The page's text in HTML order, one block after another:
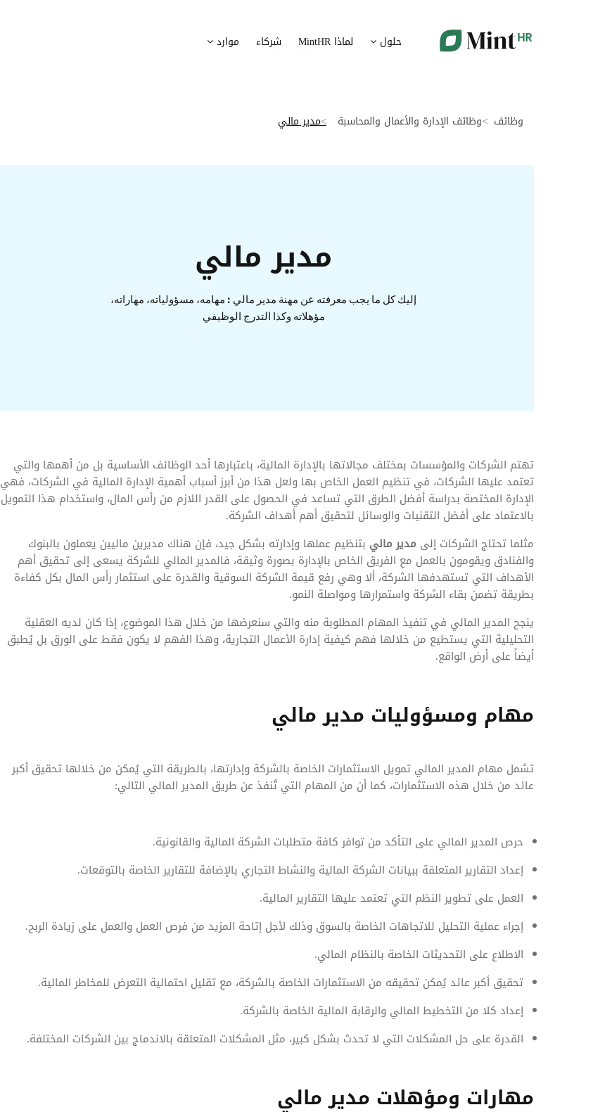
حلول لماذا MintHR شركاء موارد
وظائف وظائف الإدارة والأعمال والمحاسبة مدير مالي
مدير مالي
إليك كل ما يجب معرفته عن مهنة مدير مالي : مهامه، مسؤولياته، مهاراته،
مؤهلاته وكذا التدرج الوظيفي
تهتم الشركات والمؤسسات بمختلف مجالاتها بالإدارة المالية، باعتبارها أحد الوظائف الأساسية بل من أهمها والتي
تعتمد عليها الشركات، في تنظيم العمل الخاص بها ولعل هذا من أبرز أسباب أهمية الإدارة المالية في الشركات، فهي
الإدارة المختصة بدراسة أفضل الطرق التي تساعد في الحصول على القدر اللازم من رأس المال، واستخدام هذا التمويل
بالاعتماد على أفضل التقنيات والوسائل لتحقيق أهم أهداف الشركة.
مثلما تحتاج الشركات إلى مدير مالي بتنظيم عملها وإدارته بشكل جيد، فإن هناك مديرين ماليين يعملون بالبنوك
والفنادق ويقومون بالعمل مع الفريق الخاص بالإدارة بصورة وثيقة، فالمدير المالي للشركة يسعى إلى تحقيق أهم
الأهداف التي تستهدفها الشركة، ألا وهي رفع قيمة الشركة السوقية والقدرة على استثمار رأس المال بكل كفاءة
بطريقة تضمن بقاء الشركة واستمرارها ومواصلة النمو.
ينجح المدير المالي في تنفيذ المهام المطلوبة منه والتي سنعرضها من خلال هذا الموضوع، إذا كان لديه العقلية
التحليلية التي يستطيع من خلالها فهم كيفية إدارة الأعمال التجارية، وهذا الفهم لا يكون فقط على الورق بل يُطبق
أيضاً على أرض الواقع.
مهام ومسؤوليات مدير مالي
تشمل مهام المدير المالي تمويل الاستثمارات الخاصة بالشركة وإدارتها، بالطريقة التي يُمكن من خلالها تحقيق أكبر
عائد من خلال هذه الاستثمارات، كما أن من المهام التي تُنفذ عن طريق المدير المالي التالي:
حرص المدير المالي على التأكد من توافر كافة متطلبات الشركة المالية والقانونية.
إعداد التقارير المتعلقة ببيانات الشركة المالية والنشاط التجاري بالإضافة للتقارير الخاصة بالتوقعات.
العمل على تطوير النظم التي تعتمد عليها التقارير المالية.
إجراء عملية التحليل للاتجاهات الخاصة بالسوق وذلك لأجل إتاحة المزيد من فرص العمل والعمل على زيادة الربح.
الاطلاع على التحديثات الخاصة بالنظام المالي.
تحقيق أكبر عائد يُمكن تحقيقه من الاستثمارات الخاصة بالشركة، مع تقليل احتمالية التعرض للمخاطر المالية.
إعداد كلا من التخطيط المالي والرقابة المالية الخاصة بالشركة.
القدرة على حل المشكلات التي لا تحدث بشكل كبير، مثل المشكلات المتعلقة بالاندماج بين الشركات المختلفة.
مهارات ومؤهلات مدير مالي
بيانات الموارد البشرية ممركزة في بوابة واحدة قم برقمنة عملية التوظيف الخاصة بك